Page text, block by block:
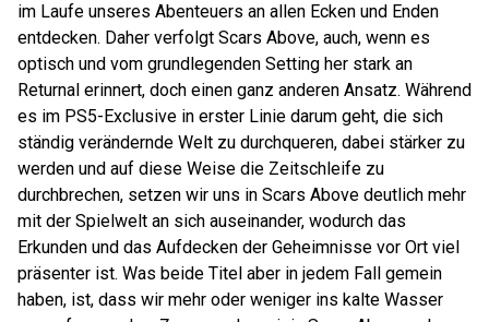
im Laufe unseres Abenteuers an allen Ecken und Enden
entdecken. Daher verfolgt Scars Above, auch, wenn es
optisch und vom grundlegenden Setting her stark an
Returnal erinnert, doch einen ganz anderen Ansatz. Während
es im PS5-Exclusive in erster Linie darum geht, die sich
ständig verändernde Welt zu durchqueren, dabei stärker zu
werden und auf diese Weise die Zeitschleife zu
durchbrechen, setzen wir uns in Scars Above deutlich mehr
mit der Spielwelt an sich auseinander, wodurch das
Erkunden und das Aufdecken der Geheimnisse vor Ort viel
präsenter ist. Was beide Titel aber in jedem Fall gemein
haben, ist, dass wir mehr oder weniger ins kalte Wasser